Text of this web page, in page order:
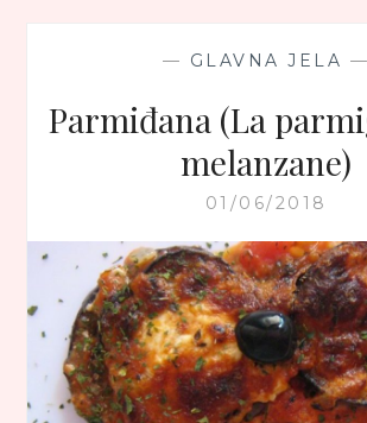
— GLAVNA JELA —
Parmiđana (La
melanzane)
01/06/2018